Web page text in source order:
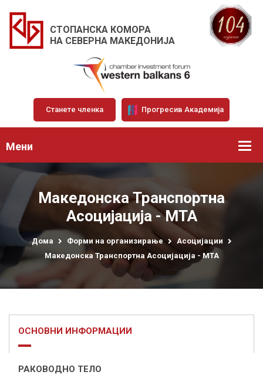
СТОПАНСКА КОМОРА
НА СЕВЕРНА МАКЕДОНИЈА
Станете членка Прогресив Академија
Мени
Македонска Транспортна
Асоцијација - МТА
Дома Форми на организирање
Асоцијации
Македонска Транспортна Асоцијација - МТА
ОСНОВНИ ИНФОРМАЦИИ
РАКОВОДНО ТЕЛО